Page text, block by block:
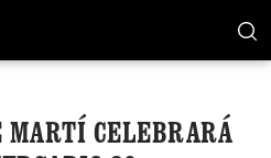
MARTÍ CELEBRARÁ